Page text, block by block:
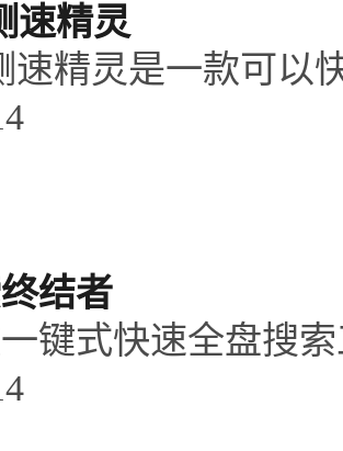
速精灵
速精灵是一款可以
结者
键式快速全盘搜